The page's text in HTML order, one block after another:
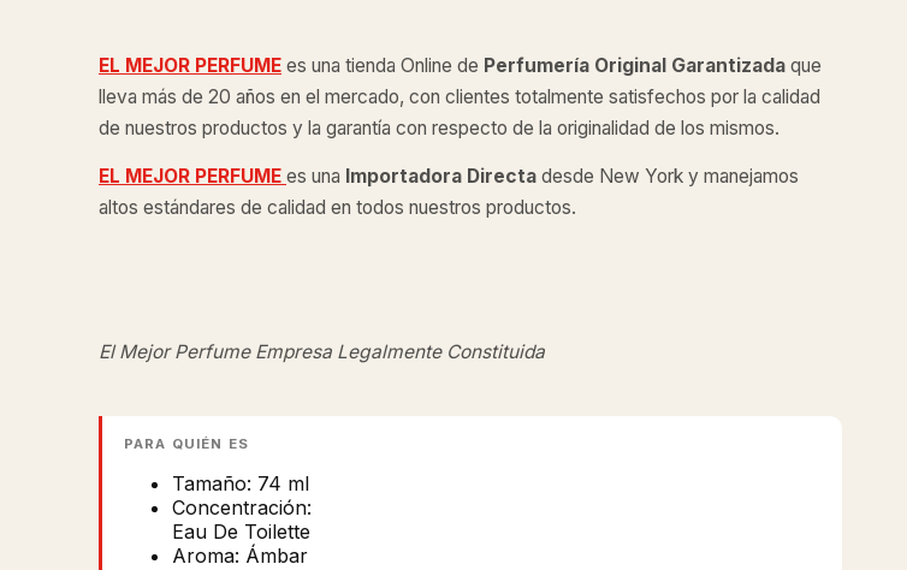
EL MEJOR PERFUME es una tienda Online de Perfumería Original Garantizada que
lleva más de 20 años en el mercado, con clientes totalmente satisfechos por la calidad
de nuestros productos y la garantía con respecto de la originalidad de los mismos.
EL MEJOR PERFUME es una Importadora Directa desde New York y manejamos
altos estándares de calidad en todos nuestros productos.
El Mejor Perfume Empresa Legalmente Constituida
PARA QUIÉN ES
Tamaño: 74 ml
Concentración:
Eau De Toilette
Aroma: Ámbar